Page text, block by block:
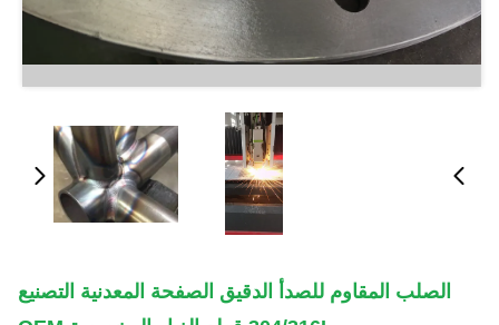
الصلب المقاوم للصدأ الدقيق الصفحة المعدنية التصنيع